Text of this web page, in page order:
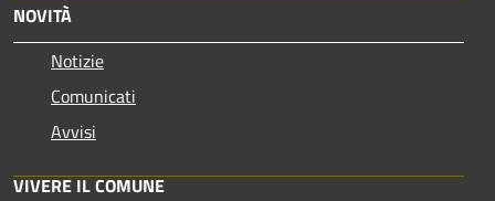
NOVITÀ
Notizie
Comunicati
Avvisi
VIVERE IL COMUNE